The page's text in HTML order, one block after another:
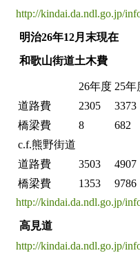
http://kindai.da.ndl.go.jp/
明治26年12月末現在
和歌山街道土木費
26年度 25年
道路費
2305 3373
橋梁費
8 682
c.f.熊野街道
道路費
3503 4907
橋梁費
1353 9786
http://kindai.da.ndl.go.jp/
高見道
http://kindai.da.ndl.go.jp/